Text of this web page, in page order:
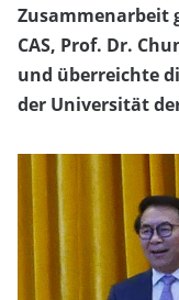
Zusammenarbeit
CAS, Prof. Dr.
und überreichte
der Universität